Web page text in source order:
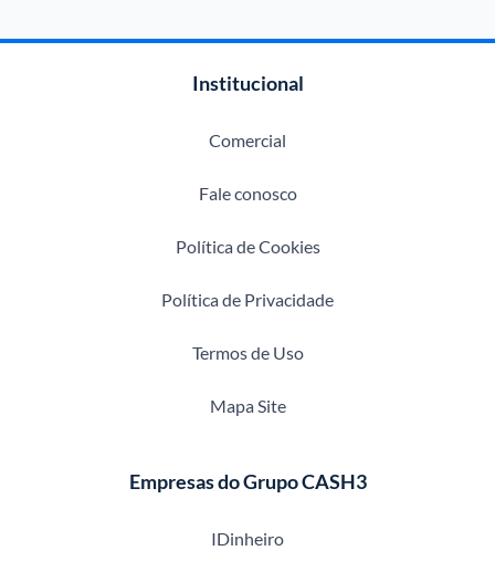
Institucional
Comercial
Fale conosco
Política de Cookies
Política de Privacidade
Termos de Uso
Mapa Site
Empresas do Grupo CASH3
IDinheiro